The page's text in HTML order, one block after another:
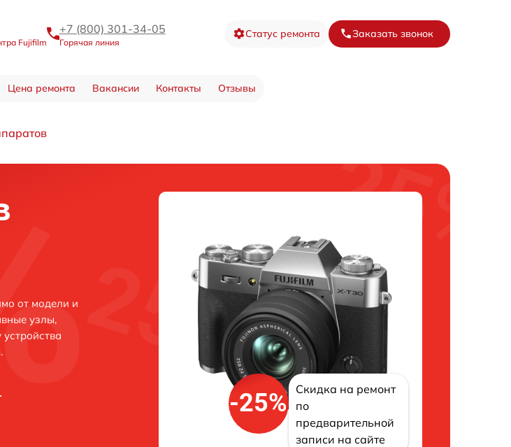
Fujifilm
+7 (800) 301-34-05
Горячая линия
Статус ремонта Заказать звонок
Цена ремонта Вакансии Контакты Отзывы
от модели и
узлы,
-25%
Скидка на ремонт
по
предварительной
записи на сайте